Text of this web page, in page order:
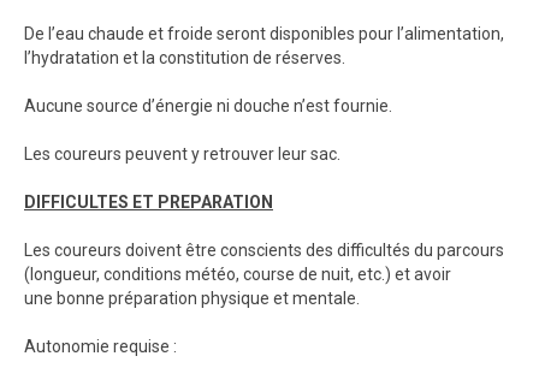
De l’eau chaude et froide seront disponibles pour l’alimentation,
l’hydratation et la constitution de réserves.
Aucune source d’énergie ni douche n’est fournie.
Les coureurs peuvent y retrouver leur sac.
DIFFICULTES ET PREPARATION
Les coureurs doivent être conscients des difficultés du parcours
(longueur, conditions météo, course de nuit, etc.) et avoir
une bonne préparation physique et mentale.
Autonomie requise :